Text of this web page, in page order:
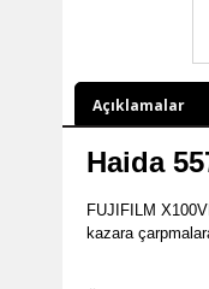
Açıklamalar
Haida
FUJIFILM
kazara